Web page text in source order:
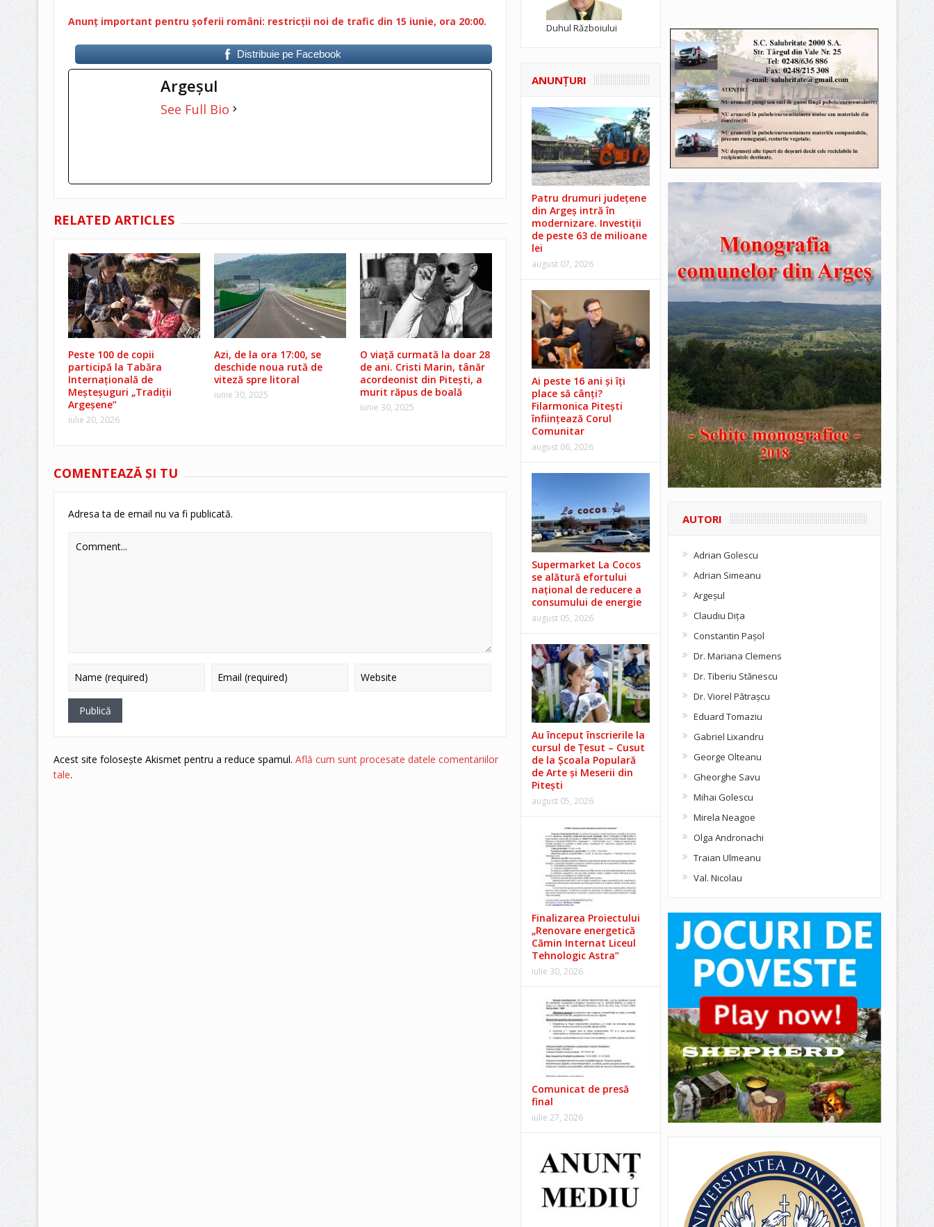
Anunț important pentru șoferii români: restricții noi de trafic din 15 iunie, ora 20:00.
Distribuie pe Facebook
Argeşul
See Full Bio
RELATED ARTICLES
Peste 100 de copii
participă la Tabăra
Internațională de
Meșteșuguri „Tradiții
Argeșene”
iulie 20, 2026
Azi, de la ora 17:00, se
deschide noua rută de
viteză spre litoral
iunie 30, 2025
O viață curmată la doar 28
de ani. Cristi Marin, tânăr
acordeonist din Pitești, a
murit răpus de boală
iunie 30, 2025
COMENTEAZĂ ŞI TU
Adresa ta de email nu va fi publicată.
Acest site folosește Akismet pentru a reduce spamul. Află cum sunt procesate datele comentariilor
tale.
Duhul Războiului
ANUNŢURI
Patru drumuri județene
din Argeș intră în
modernizare. Investiții
de peste 63 de milioane
lei
august 07, 2026
Ai peste 16 ani și îți
place să cânți?
Filarmonica Pitești
înființează Corul
Comunitar
august 06, 2026
Supermarket La Cocos
se alătură efortului
național de reducere a
consumului de energie
august 05, 2026
Au început înscrierile la
cursul de Țesut – Cusut
de la Școala Populară
de Arte și Meserii din
Pitești
august 05, 2026
Finalizarea Proiectului
„Renovare energetică
Cămin Internat Liceul
Tehnologic Astra”
iulie 30, 2026
Comunicat de presă
final
iulie 27, 2026
AUTORI
Adrian Golescu
Adrian Simeanu
Argeşul
Claudiu Diţa
Constantin Pașol
Dr. Mariana Clemens
Dr. Tiberiu Stănescu
Dr. Viorel Pătraşcu
Eduard Tomaziu
Gabriel Lixandru
George Olteanu
Gheorghe Savu
Mihai Golescu
Mirela Neagoe
Olga Andronachi
Traian Ulmeanu
Val. Nicolau